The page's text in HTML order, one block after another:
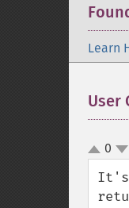
Learn
User
up0
It's